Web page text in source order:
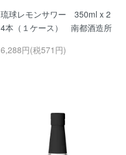
琉球レモンサワー 350ml x 2
4本（１ケース） 南都酒造所
6,288円(税571円)